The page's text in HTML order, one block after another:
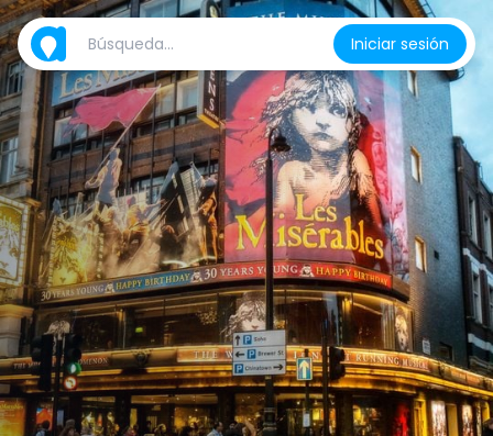
Iniciar sesión